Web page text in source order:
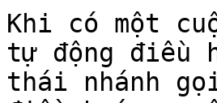
Khi có một
tự động điều
thái nhánh